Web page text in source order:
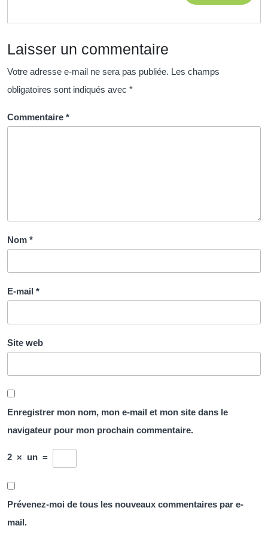
MORE
Laisser un commentaire
Votre adresse e-mail ne sera pas publiée. Les champs
obligatoires sont indiqués avec *
Commentaire *
Nom *
E-mail *
Site web
Enregistrer mon nom, mon e-mail et mon site dans le
navigateur pour mon prochain commentaire.
2 × un =
Prévenez-moi de tous les nouveaux commentaires par e-
mail.